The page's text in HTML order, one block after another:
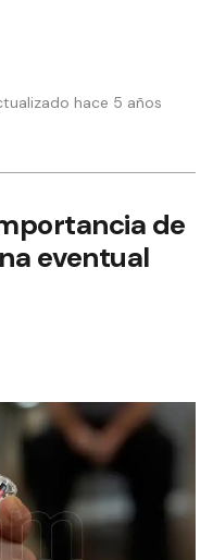
hace 5 años
de
eventual